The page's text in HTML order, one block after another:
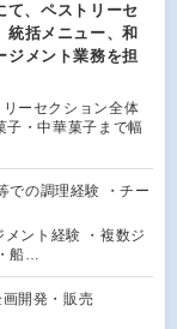
て、ペストリーセ
統括メニュー、和
ジメント業務を担
ーセクション全体
子・中華菓子まで幅
での調理経験 ・チー
メント経験 ・複数ジ
船…
開発・販売